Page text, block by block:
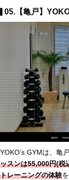
05.【亀戸】
YOKO’s GYMは、亀
ッスンは55,000円(税
トレーニングの体験